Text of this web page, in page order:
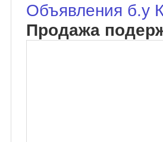
Объявления б.у
Продажа